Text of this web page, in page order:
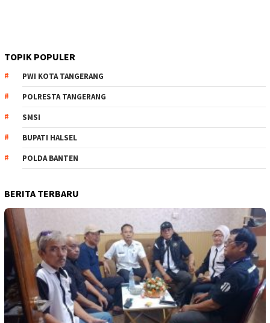
TOPIK POPULER
PWI KOTA TANGERANG
POLRESTA TANGERANG
SMSI
BUPATI HALSEL
POLDA BANTEN
BERITA TERBARU